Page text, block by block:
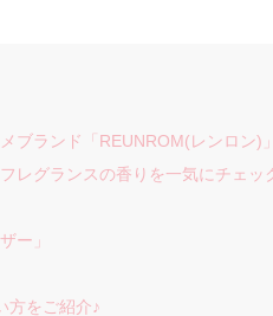
ブランド「REUNROM(レンロン)
レグランスの香りを一気にチェッ
ー」
方をご紹介♪